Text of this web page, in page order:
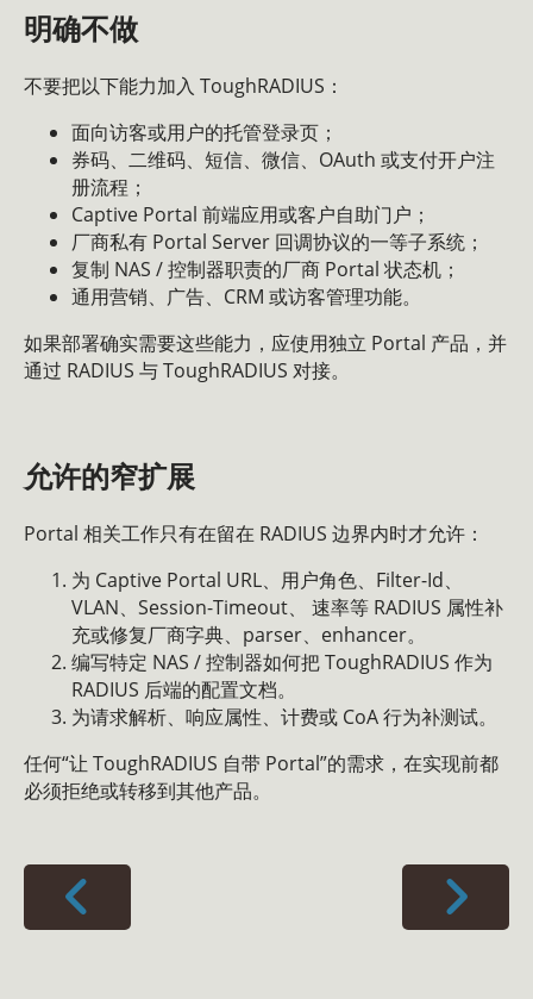
明确不做
不要把以下能力加入 ToughRADIUS：
面向访客或用户的托管登录页；
券码、二维码、短信、微信、OAuth 或支付开户注
册流程；
Captive Portal 前端应用或客户自助门户；
厂商私有 Portal Server 回调协议的一等子系统；
复制 NAS / 控制器职责的厂商 Portal 状态机；
通用营销、广告、CRM 或访客管理功能。
如果部署确实需要这些能力，应使用独立 Portal 产品，并
通过 RADIUS 与 ToughRADIUS 对接。
允许的窄扩展
Portal 相关工作只有在留在 RADIUS 边界内时才允许：
为 Captive Portal URL、用户角色、Filter-Id、
VLAN、Session-Timeout、 速率等 RADIUS 属性补
充或修复厂商字典、parser、enhancer。
编写特定 NAS / 控制器如何把 ToughRADIUS 作为
RADIUS 后端的配置文档。
为请求解析、响应属性、计费或 CoA 行为补测试。
任何“让 ToughRADIUS 自带 Portal”的需求，在实现前都
必须拒绝或转移到其他产品。